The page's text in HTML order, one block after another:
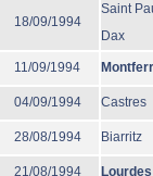
18/09/1994
Saint
Dax
11/09/1994
04/09/1994 Castres
28/08/1994 Biarritz
21/08/1994 Lourdes